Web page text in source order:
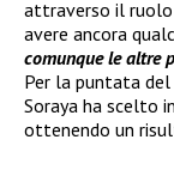
attraverso il
avere ancora
comunque le altre
Per la puntata
Soraya ha scelto
ottenendo un